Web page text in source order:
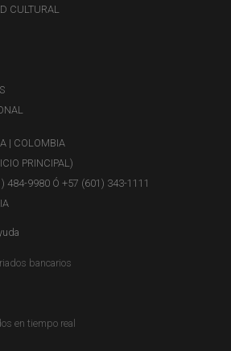
CULTURAL
| COLOMBIA
PRINCIPAL)
484-9980 Ó +57 (601) 343-1111
bancarios
en tiempo real